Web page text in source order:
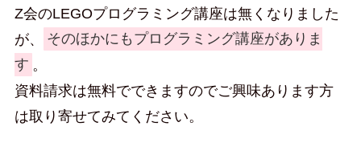
Z会のLEGOプログラミング講座は無くなりました
が、
そのほかにもプログラミング講座がありま
す 。
資料請求は無料でできますのでご興味あります方
は取り寄せてみてください。